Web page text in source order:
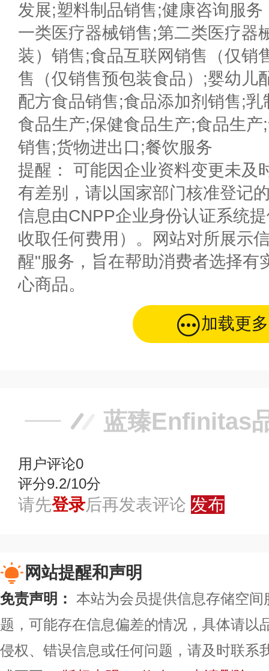
发展;塑料制品销售;健康咨询服
一类医疗器械销售;第二类医疗器
装）销售;食品互联网销售（仅销
售（仅销售预包装食品）;婴幼儿
配方食品销售;食品添加剂销售;
食品生产;保健食品生产;食品生
销售;货物进出口;餐饮服务
提醒： 可能因企业资料变更未及
有差别，请以国家部门核准登记
信息由CNPP企业身份认证系统
收取任何费用）。网站对所展示
醒"服务，旨在帮助消费者选择有
心商品。
加载更多
蓝臻Enfinitas
用户评论0
评分9.2/10分
请先登录后再发表评论 发布
网站提醒和声明
免责声明： 本站为会员提供信息存储空
题，可能存在信息偏差的情况，具体请以
侵权、错误信息或任何问题，请及时联系